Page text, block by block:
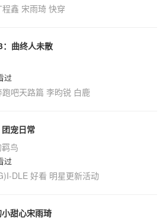
程鑫 宋雨琦 快穿
：曲终人未散
过
跑吧天路篇 李昀锐 白鹿
宠日常
鸟
过
DLE好看 明星更新活动
甜心宋雨琦